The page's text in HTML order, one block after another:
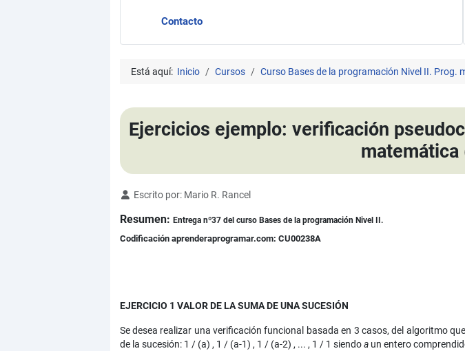
Contacto
Está aquí: Inicio Cursos Curso Bases de la programación Nivel II. Prog.
Ejercicios ejemplo: verificación
matemática
Detalles
Escrito por: Mario R. Rancel
Resumen: Entrega nº37 del curso Bases de la programación Nivel II.
Codificación aprenderaprogramar.com: CU00238A
EJERCICIO 1 VALOR DE LA SUMA DE UNA SUCESIÓN
Se desea realizar una verificación funcional basada en 3 casos, del algoritmo
de la sucesión: 1 / (a) , 1 / (a-1) , 1 / (a-2) , ... , 1 / 1 siendoaun entero